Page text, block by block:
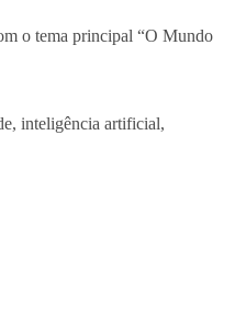
o tema principal “O Mundo
inteligência artificial,